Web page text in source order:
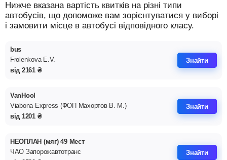
Нижче вказана вартість квитків на різні типи
автобусів, що допоможе вам зорієнтуватися у виборі
і замовити місце в автобусі відповідного класу.
bus
Frolenkova E.V.
від 2161 ₴
Знайти
VanHool
Viabona Express (ФОП Махортов В. М.)
від 1201 ₴
Знайти
НЕОПЛАН (мяг) 49 Мест
ЧАО Запорожавтотранс
Знайти